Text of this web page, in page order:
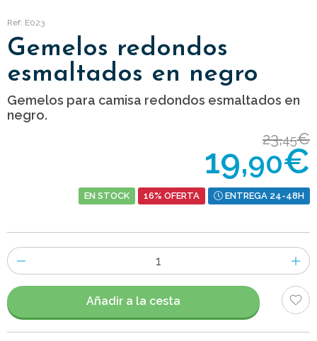
Ref: E023
Gemelos redondos
esmaltados en negro
Gemelos para camisa redondos esmaltados en
negro.
23,45€
19,90€
EN STOCK 16% OFERTA ENTREGA 24-48H
Número
de
artículos
Añadir a la cesta